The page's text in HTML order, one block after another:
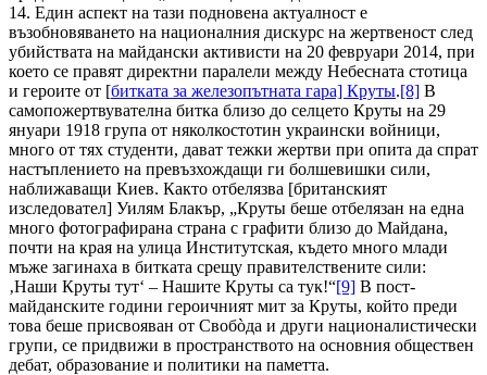
14. Един аспект на тази подновена актуалност е
възобновяването на националния дискурс на жертвеност след
убийствата на майдански активисти на 20 февруари 2014, при
което се правят директни паралели между Небесната стотица
и героите от [битката за железопътната гара] Круты.[8] В
самопожертвувателна битка близо до селцето Круты на 29
януари 1918 група от няколкостотин украински войници,
много от тях студенти, дават тежки жертви при опита да спрат
настъплението на превъзхождащи ги болшевишки сили,
наближаващи Киев. Както отбелязва [британският
изследовател] Уилям Блакър, „Круты беше отбелязан на една
много фотографирана страна с графити близо до Майдана,
почти на края на улица Институтская, където много млади
мъже загинаха в битката срещу правителствените сили:
‚Наши Круты тут‘ – Нашите Круты са тук!“[9] В пост-
майданските години героичният мит за Круты, който преди
това беше присвояван от Свобòда и други националистически
групи, се придвижи в пространството на основния обществен
дебат, образование и политики на паметта.